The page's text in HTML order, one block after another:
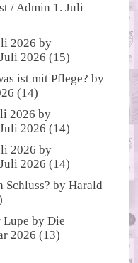
/ Admin 1. Juli
2026 by
2026 (15)
ist mit Pflege? by
(14)
2026 by
2026 (14)
2026 by
2026 (14)
Schluss? byHarald
Lupe byDie
2026 (13)